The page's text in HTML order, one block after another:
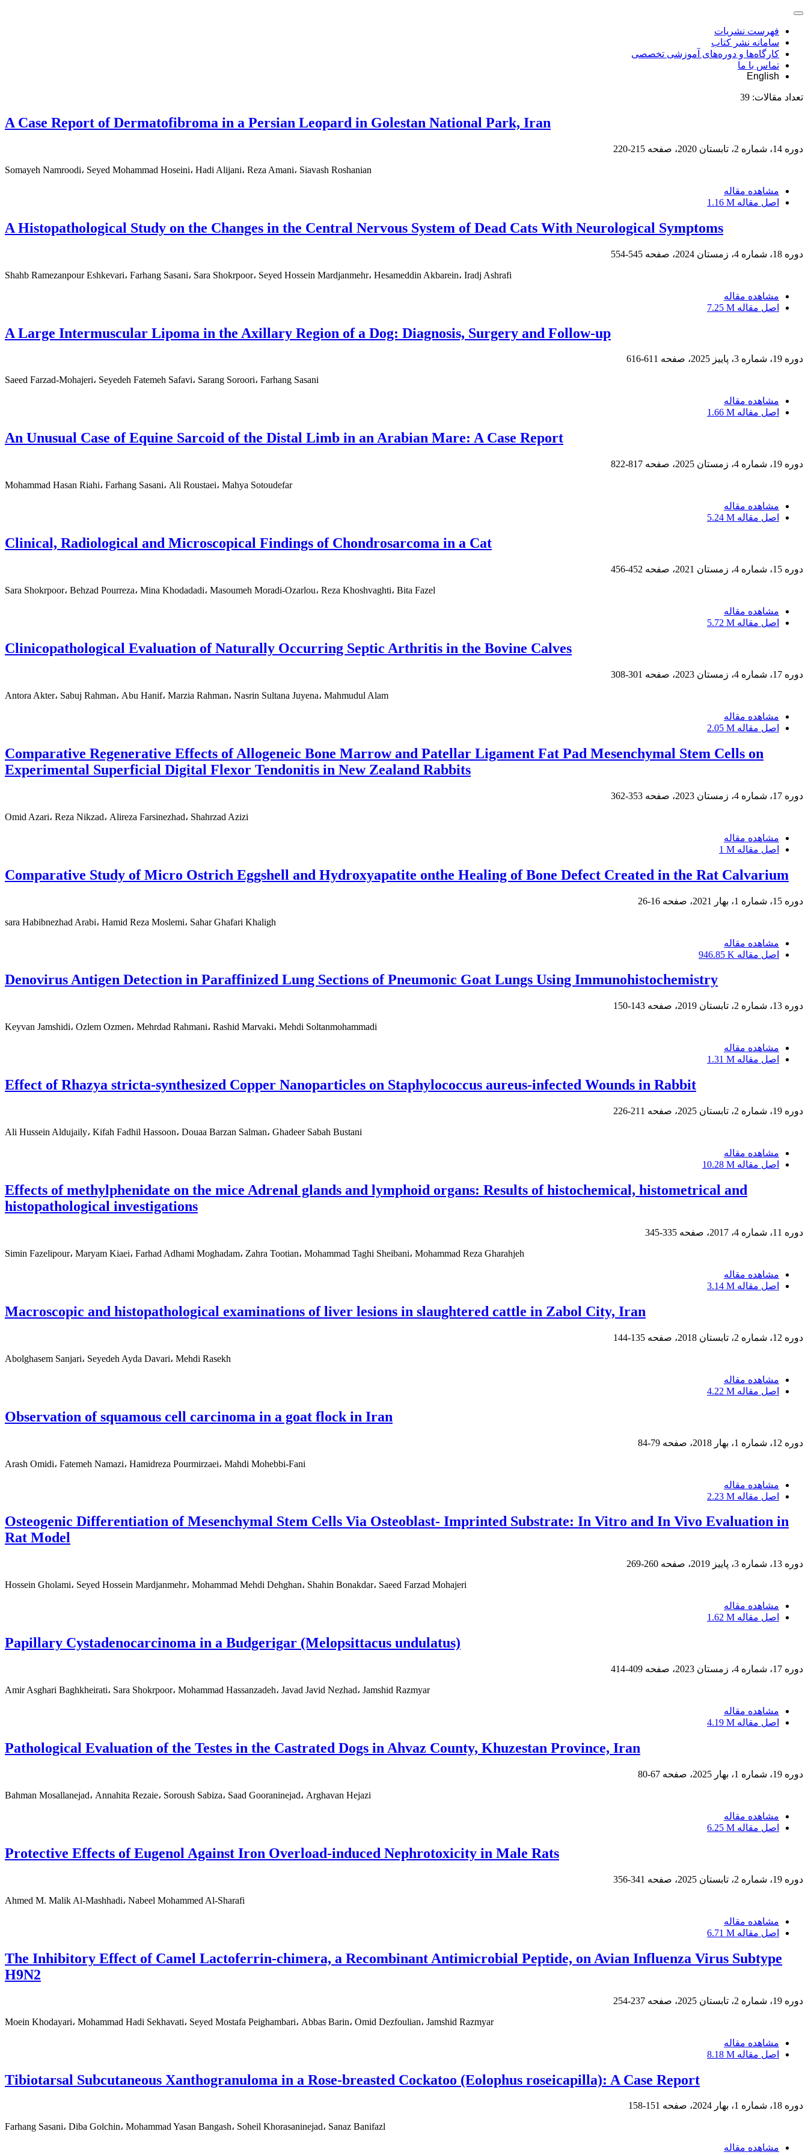
فهرست نشریات
سامانه نشر کتاب
کارگاه‌ها و دوره‌های آموزشی تخصصی
تماس با ما
English
تعداد مقالات: 39
A Case Report of Dermatofibroma in a Persian Leopard in Golestan National Park, Iran
دوره 14، شماره 2، تابستان 2020، صفحه 215-220
Somayeh Namroodi، Seyed Mohammad Hoseini، Hadi Alijani، Reza Amani، Siavash Roshanian
مشاهده مقاله
اصل مقاله 1.16 M
A Histopathological Study on the Changes in the Central Nervous System of Dead Cats With Neurological Symptoms
دوره 18، شماره 4، زمستان 2024، صفحه 545-554
Shahb Ramezanpour Eshkevari، Farhang Sasani، Sara Shokrpoor، Seyed Hossein Mardjanmehr، Hesameddin Akbarein، Iradj Ashrafi
مشاهده مقاله
اصل مقاله 7.25 M
A Large Intermuscular Lipoma in the Axillary Region of a Dog: Diagnosis, Surgery and Follow-up
دوره 19، شماره 3، پاییز 2025، صفحه 611-616
Saeed Farzad-Mohajeri، Seyedeh Fatemeh Safavi، Sarang Soroori، Farhang Sasani
مشاهده مقاله
اصل مقاله 1.66 M
An Unusual Case of Equine Sarcoid of the Distal Limb in an Arabian Mare: A Case Report
دوره 19، شماره 4، زمستان 2025، صفحه 817-822
Mohammad Hasan Riahi، Farhang Sasani، Ali Roustaei، Mahya Sotoudefar
مشاهده مقاله
اصل مقاله 5.24 M
Clinical, Radiological and Microscopical Findings of Chondrosarcoma in a Cat
دوره 15، شماره 4، زمستان 2021، صفحه 452-456
Sara Shokrpoor، Behzad Pourreza، Mina Khodadadi، Masoumeh Moradi-Ozarlou، Reza Khoshvaghti، Bita Fazel
مشاهده مقاله
اصل مقاله 5.72 M
Clinicopathological Evaluation of Naturally Occurring Septic Arthritis in the Bovine Calves
دوره 17، شماره 4، زمستان 2023، صفحه 301-308
Antora Akter، Sabuj Rahman، Abu Hanif، Marzia Rahman، Nasrin Sultana Juyena، Mahmudul Alam
مشاهده مقاله
اصل مقاله 2.05 M
Comparative Regenerative Effects of Allogeneic Bone Marrow and Patellar Ligament Fat Pad Mesenchymal Stem Cells on
Experimental Superficial Digital Flexor Tendonitis in New Zealand Rabbits
دوره 17، شماره 4، زمستان 2023، صفحه 353-362
Omid Azari، Reza Nikzad، Alireza Farsinezhad، Shahrzad Azizi
مشاهده مقاله
اصل مقاله 1 M
Comparative Study of Micro Ostrich Eggshell and Hydroxyapatite onthe Healing of Bone Defect Created in the Rat Calvarium
دوره 15، شماره 1، بهار 2021، صفحه 16-26
sara Habibnezhad Arabi، Hamid Reza Moslemi، Sahar Ghafari Khaligh
مشاهده مقاله
اصل مقاله 946.85 K
Denovirus Antigen Detection in Paraffinized Lung Sections of Pneumonic Goat Lungs Using Immunohistochemistry
دوره 13، شماره 2، تابستان 2019، صفحه 143-150
Keyvan Jamshidi، Ozlem Ozmen، Mehrdad Rahmani، Rashid Marvaki، Mehdi Soltanmohammadi
مشاهده مقاله
اصل مقاله 1.31 M
Effect of Rhazya stricta-synthesized Copper Nanoparticles on Staphylococcus aureus-infected Wounds in Rabbit
دوره 19، شماره 2، تابستان 2025، صفحه 211-226
Ali Hussein Aldujaily، Kifah Fadhil Hassoon، Douaa Barzan Salman، Ghadeer Sabah Bustani
مشاهده مقاله
اصل مقاله 10.28 M
Effects of methylphenidate on the mice Adrenal glands and lymphoid organs: Results of histochemical, histometrical and
histopathological investigations
دوره 11، شماره 4، 2017، صفحه 335-345
Simin Fazelipour، Maryam Kiaei، Farhad Adhami Moghadam، Zahra Tootian، Mohammad Taghi Sheibani، Mohammad Reza Gharahjeh
مشاهده مقاله
اصل مقاله 3.14 M
Macroscopic and histopathological examinations of liver lesions in slaughtered cattle in Zabol City, Iran
دوره 12، شماره 2، تابستان 2018، صفحه 135-144
Abolghasem Sanjari، Seyedeh Ayda Davari، Mehdi Rasekh
مشاهده مقاله
اصل مقاله 4.22 M
Observation of squamous cell carcinoma in a goat flock in Iran
دوره 12، شماره 1، بهار 2018، صفحه 79-84
‌Arash Omidi، Fatemeh Namazi، Hamidreza Pourmirzaei، Mahdi Mohebbi-Fani
مشاهده مقاله
اصل مقاله 2.23 M
Osteogenic Differentiation of Mesenchymal Stem Cells Via Osteoblast- Imprinted Substrate: In Vitro and In Vivo Evaluation in
Rat Model
دوره 13، شماره 3، پاییز 2019، صفحه 260-269
Hossein Gholami، Seyed Hossein Mardjanmehr، Mohammad Mehdi Dehghan، Shahin Bonakdar، Saeed Farzad Mohajeri
مشاهده مقاله
اصل مقاله 1.62 M
Papillary Cystadenocarcinoma in a Budgerigar (Melopsittacus undulatus)
دوره 17، شماره 4، زمستان 2023، صفحه 409-414
Amir Asghari Baghkheirati، Sara Shokrpoor، Mohammad Hassanzadeh، Javad Javid Nezhad، Jamshid Razmyar
مشاهده مقاله
اصل مقاله 4.19 M
Pathological Evaluation of the Testes in the Castrated Dogs in Ahvaz County, Khuzestan Province, Iran
دوره 19، شماره 1، بهار 2025، صفحه 67-80
Bahman Mosallanejad، Annahita Rezaie، Soroush Sabiza، Saad Gooraninejad، Arghavan Hejazi
مشاهده مقاله
اصل مقاله 6.25 M
Protective Effects of Eugenol Against Iron Overload-induced Nephrotoxicity in Male Rats
دوره 19، شماره 2، تابستان 2025، صفحه 341-356
Ahmed M. Malik Al-Mashhadi، Nabeel Mohammed Al-Sharafi
مشاهده مقاله
اصل مقاله 6.71 M
The Inhibitory Effect of Camel Lactoferrin-chimera, a Recombinant Antimicrobial Peptide, on Avian Influenza Virus Subtype
H9N2
دوره 19، شماره 2، تابستان 2025، صفحه 237-254
Moein Khodayari، Mohammad Hadi Sekhavati، Seyed Mostafa Peighambari، Abbas Barin، Omid Dezfoulian، Jamshid Razmyar
مشاهده مقاله
اصل مقاله 8.18 M
Tibiotarsal Subcutaneous Xanthogranuloma in a Rose-breasted Cockatoo (Eolophus roseicapilla): A Case Report
دوره 18، شماره 1، بهار 2024، صفحه 151-158
Farhang Sasani، Diba Golchin، Mohammad Yasan Bangash، Soheil Khorasaninejad، Sanaz Banifazl
مشاهده مقاله